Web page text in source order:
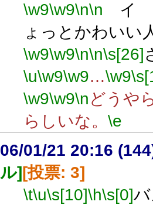
\w9\w9\n\n イ
ょっとかわいい
\w9\w9\n\n\s[26]
\u\w9\w9…\w9
\w9\w9\nどうや
らしいな。 \e
06/01/21 20:16
ル][投票: 3]
\t\u\s[10]\h\s[0]